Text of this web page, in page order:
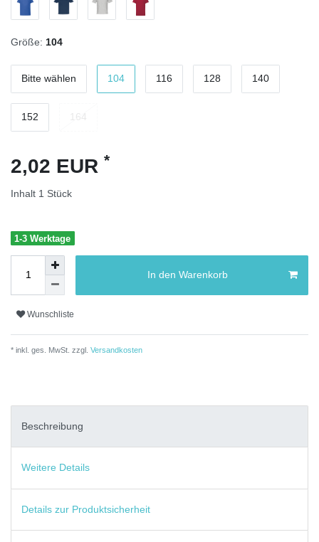
Größe: 104
Bitte wählen 104 116 128 140
152
2,02 EUR *
Inhalt 1 Stück
1-3 Werktage
In den Warenkorb
Wunschliste
* inkl. ges. MwSt. zzgl. Versandkosten
Beschreibung
Weitere Details
Details zur Produktsicherheit